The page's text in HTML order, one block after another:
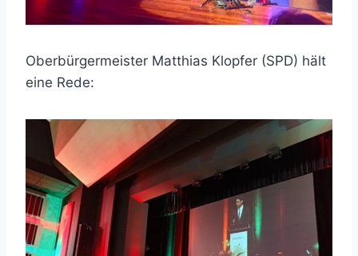
Oberbürgermeister Matthias Klopfer (SPD) hält
eine Rede: